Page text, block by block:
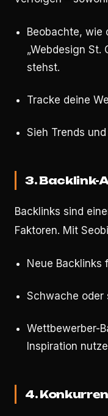
Beobachte, wie
„Webdesign St.
stehst.
Tracke deine
Sieh Trends
3. Backlink-
Backlinks sind
Faktoren. Mit
Neue Backlinks
Schwache oder
Wettbewerber-
Inspiration
4.